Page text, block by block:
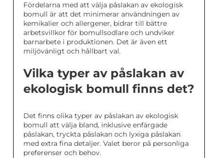
Fördelarna med att välja påslakan av ekologisk
bomull är att det minimerar användningen av
kemikalier och allergener, bidrar till bättre
arbetsvillkor för bomullsodlare och undviker
barnarbete i produktionen. Det är även ett
miljövänligt och hållbart val.
Vilka typer av påslakan av
ekologisk bomull finns det?
Det finns olika typer av påslakan av ekologisk
bomull att välja bland, inklusive enfärgade
påslakan, tryckta påslakan och lyxiga påslakan
med extra fina detaljer. Valet beror på personliga
preferenser och behov.